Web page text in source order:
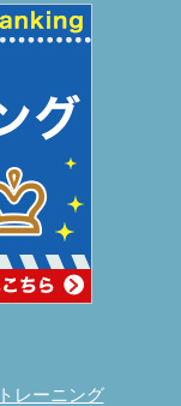
レーニング